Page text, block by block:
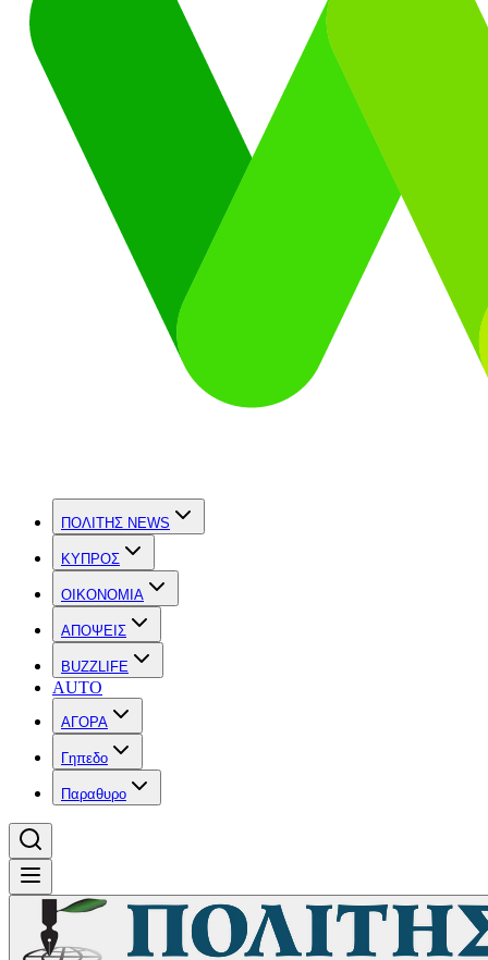
ΠΟΛΙΤΗΣ NEWS
ΚΥΠΡΟΣ
OIKONOMIA
ΑΠΟΨΕΙΣ
BUZZLIFE
AUTO
ΑΓΟΡΑ
Γηπεδο
Παραθυρο